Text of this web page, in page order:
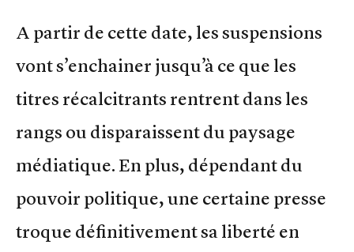
A partir de cette date, les suspensions
vont s’enchainer jusqu’à ce que les
titres récalcitrants rentrent dans les
rangs ou disparaissent du paysage
médiatique. En plus, dépendant du
pouvoir politique, une certaine presse
troque définitivement sa liberté en